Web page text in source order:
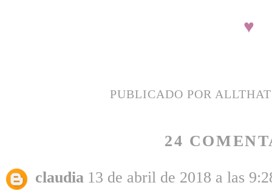
♥
PUBLICADO POR
24
claudia 13 de abril de 2018 a las